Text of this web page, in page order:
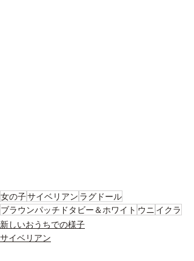
女の子サイベリアン ラグドール
ブラウンパッチドタビー＆ホワイト ウニ イクラ
新しいおうちでの様子
サイベリアン